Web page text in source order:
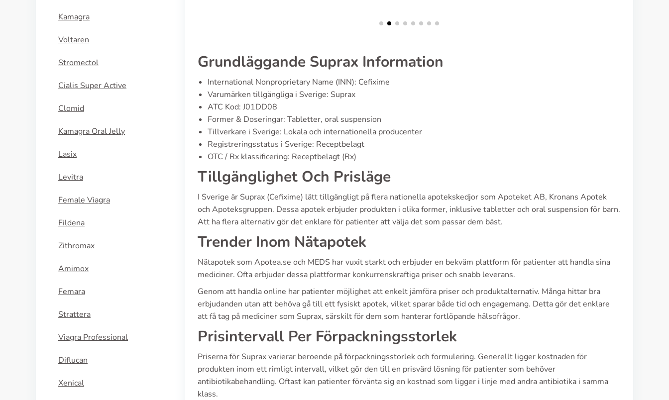
Kamagra
Voltaren
Stromectol
Cialis Super Active
Clomid
Kamagra Oral Jelly
Lasix
Levitra
Female Viagra
Fildena
Zithromax
Amimox
Femara
Strattera
Viagra Professional
Diflucan
Xenical
Grundläggande Suprax Information
International Nonproprietary Name (INN): Cefixime
Varumärken tillgängliga i Sverige: Suprax
ATC Kod: J01DD08
Former & Doseringar: Tabletter, oral suspension
Tillverkare i Sverige: Lokala och internationella producenter
Registreringsstatus i Sverige: Receptbelagt
OTC / Rx klassificering: Receptbelagt (Rx)
Tillgänglighet Och Prisläge
I Sverige är Suprax (Cefixime) lätt tillgängligt på flera nationella apotekskedjor som Apoteket AB, Kronans Apotek
och Apoteksgruppen. Dessa apotek erbjuder produkten i olika former, inklusive tabletter och oral suspension för barn.
Att ha flera alternativ gör det enklare för patienter att välja det som passar dem bäst.
Trender Inom Nätapotek
Nätapotek som Apotea.se och MEDS har vuxit starkt och erbjuder en bekväm plattform för patienter att handla sina
mediciner. Ofta erbjuder dessa plattformar konkurrenskraftiga priser och snabb leverans.
Genom att handla online har patienter möjlighet att enkelt jämföra priser och produktalternativ. Många hittar bra
erbjudanden utan att behöva gå till ett fysiskt apotek, vilket sparar både tid och engagemang. Detta gör det enklare
att få tag på mediciner som Suprax, särskilt för dem som hanterar fortlöpande hälsofrågor.
Prisintervall Per Förpackningsstorlek
Priserna för Suprax varierar beroende på förpackningsstorlek och formulering. Generellt ligger kostnaden för
produkten inom ett rimligt intervall, vilket gör den till en prisvärd lösning för patienter som behöver
antibiotikabehandling. Oftast kan patienter förvänta sig en kostnad som ligger i linje med andra antibiotika i samma
klass.